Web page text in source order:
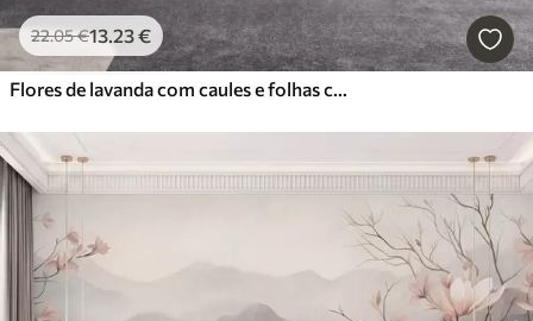
22.05€13.23€
Flores de lavanda com caules e folhas compridos, obra de arte com textura suave em tons pastel